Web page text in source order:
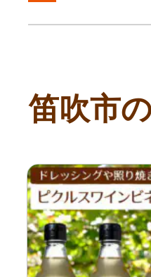
個人事
個人事
ふるさと
笛吹市